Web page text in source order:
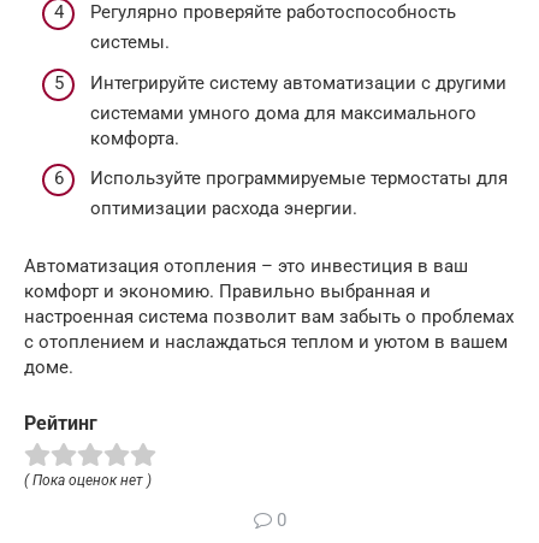
Регулярно проверяйте работоспособность
системы.
Интегрируйте систему автоматизации с другими
системами умного дома для максимального
комфорта.
Используйте программируемые термостаты для
оптимизации расхода энергии.
Автоматизация отопления – это инвестиция в ваш
комфорт и экономию. Правильно выбранная и
настроенная система позволит вам забыть о проблемах
с отоплением и наслаждаться теплом и уютом в вашем
доме.
Рейтинг
( Пока оценок нет )
0